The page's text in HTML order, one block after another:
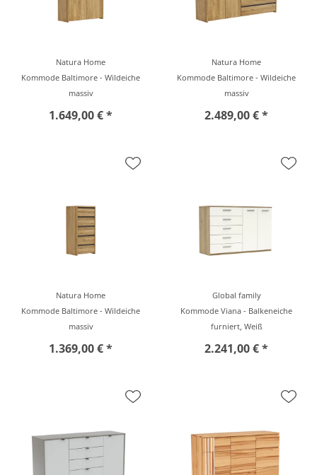
Natura Home
Kommode Baltimore - Wildeiche
massiv
1.649,00 € *
Natura Home
Kommode Baltimore - Wildeiche
massiv
2.489,00 € *
Natura Home
Kommode Baltimore - Wildeiche
massiv
1.369,00 € *
Global family
Kommode Viana - Balkeneiche
furniert, Weiß
2.241,00 € *